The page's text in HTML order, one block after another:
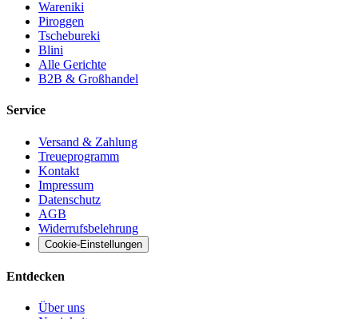
Wareniki
Piroggen
Tschebureki
Blini
Alle Gerichte
B2B & Großhandel
Service
Versand & Zahlung
Treueprogramm
Kontakt
Impressum
Datenschutz
AGB
Widerrufsbelehrung
Cookie-Einstellungen
Entdecken
Über uns